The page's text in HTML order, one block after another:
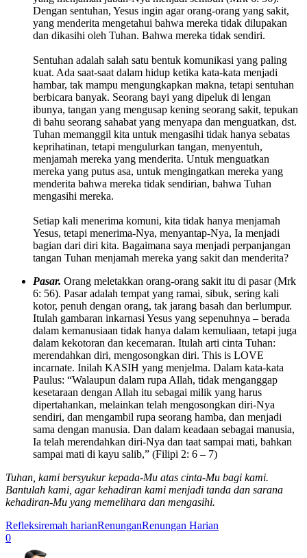
Dengan sentuhan, Yesus ingin agar orang-orang yang sakit,
yang menderita mengetahui bahwa mereka tidak dilupakan
dan dikasihi oleh Tuhan. Bahwa mereka tidak sendiri.
Sentuhan adalah salah satu bentuk komunikasi yang paling
kuat. Ada saat-saat dalam hidup ketika kata-kata menjadi
hambar, tak mampu mengungkapkan makna, tetapi sentuhan
berbicara banyak. Seorang bayi yang dipeluk di lengan
ibunya, tangan yang mengusap kening seorang sakit, tepukan
di bahu seorang sahabat yang menyapa dan menguatkan, dst.
Tuhan memanggil kita untuk mengasihi tidak hanya sebatas
keprihatinan, tetapi mengulurkan tangan, menyentuh,
menjamah mereka yang menderita. Untuk menguatkan
mereka yang putus asa, untuk mengingatkan mereka yang
menderita bahwa mereka tidak sendirian, bahwa Tuhan
mengasihi mereka.
Setiap kali menerima komuni, kita tidak hanya menjamah
Yesus, tetapi menerima-Nya, menyantap-Nya, Ia menjadi
bagian dari diri kita. Bagaimana saya menjadi perpanjangan
tangan Tuhan menjamah mereka yang sakit dan menderita?
Pasar. Orang meletakkan orang-orang sakit itu di pasar (Mrk
6: 56). Pasar adalah tempat yang ramai, sibuk, sering kali
kotor, penuh dengan orang, tak jarang basah dan berlumpur.
Itulah gambaran inkarnasi Yesus yang sepenuhnya – berada
dalam kemanusiaan tidak hanya dalam kemuliaan, tetapi juga
dalam kekotoran dan kecemaran. Itulah arti cinta Tuhan:
merendahkan diri, mengosongkan diri. This is LOVE
incarnate. Inilah KASIH yang menjelma. Dalam kata-kata
Paulus: “Walaupun dalam rupa Allah, tidak menganggap
kesetaraan dengan Allah itu sebagai milik yang harus
dipertahankan, melainkan telah mengosongkan diri-Nya
sendiri, dan mengambil rupa seorang hamba, dan menjadi
sama dengan manusia. Dan dalam keadaan sebagai manusia,
Ia telah merendahkan diri-Nya dan taat sampai mati, bahkan
sampai mati di kayu salib,” (Filipi 2: 6 – 7)
Tuhan, kami bersyukur kepada-Mu atas cinta-Mu bagi kami.
Bantulah kami, agar kehadiran kami menjadi tanda dan sarana
kehadiran-Mu yang memelihara dan mengasihi.
Refleksiremah harianRenunganRenungan Harian
0